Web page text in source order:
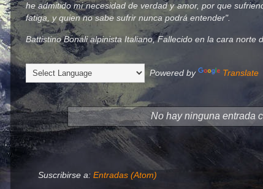
he admitido mi necesidad de verdad y amor, por que
fatiga, y quien no sabe sufrir nunca podrá entender".
Battistino Bonali alpinista Italiano, Fallecido en la cara norte
Powered by Translate
No hay ninguna entrada
Suscribirse a: Entradas (Atom)